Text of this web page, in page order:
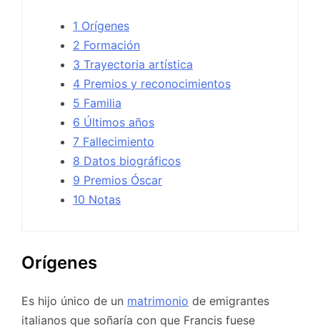
1 Orígenes
2 Formación
3 Trayectoria artística
4 Premios y reconocimientos
5 Familia
6 Últimos años
7 Fallecimiento
8 Datos biográficos
9 Premios Óscar
10 Notas
Orígenes
Es hijo único de un matrimonio de emigrantes
italianos que soñaría con que Francis fuese